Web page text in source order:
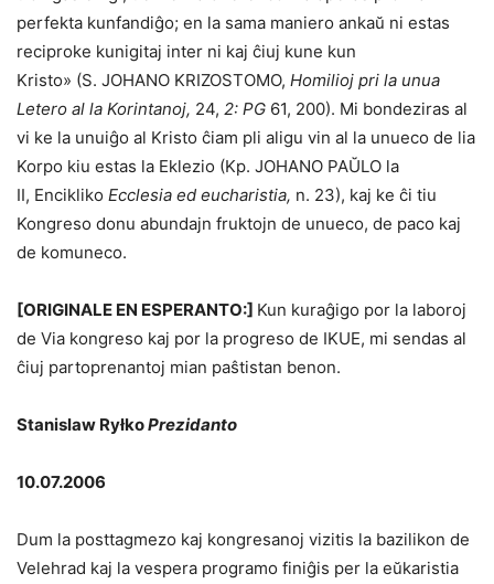
perfekta kunfandiĝo; en la sama maniero ankaŭ ni estas
reciproke kunigitaj inter ni kaj ĉiuj kune kun
Kristo» (S. JOHANO KRIZOSTOMO, Homilioj pri la unua
Letero al la Korintanoj, 24, 2: PG 61, 200). Mi bondeziras al
vi ke la unuiĝo al Kristo ĉiam pli aligu vin al la unueco de lia
Korpo kiu estas la Eklezio (Kp. JOHANO PAŬLO la
II, Encikliko Ecclesia ed eucharistia, n. 23), kaj ke ĉi tiu
Kongreso donu abundajn fruktojn de unueco, de paco kaj
de komuneco.
[ORIGINALE EN ESPERANTO:] Kun kuraĝigo por la laboroj
de Via kongreso kaj por la progreso de IKUE, mi sendas al
ĉiuj partoprenantoj mian paŝtistan benon.
Stanislaw RyłkoPrezidanto
10.07.2006
Dum la posttagmezo kaj kongresanoj vizitis la bazilikon de
Velehrad kaj la vespera programo finiĝis per la eŭkaristia